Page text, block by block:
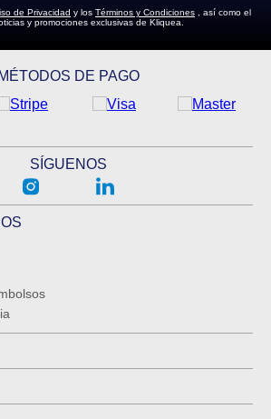
de Privacidad y los Términos y Condiciones , así como el
y promociones exclusivas de Kliquea.
MÉTODOS DE PAGO
SÍGUENOS